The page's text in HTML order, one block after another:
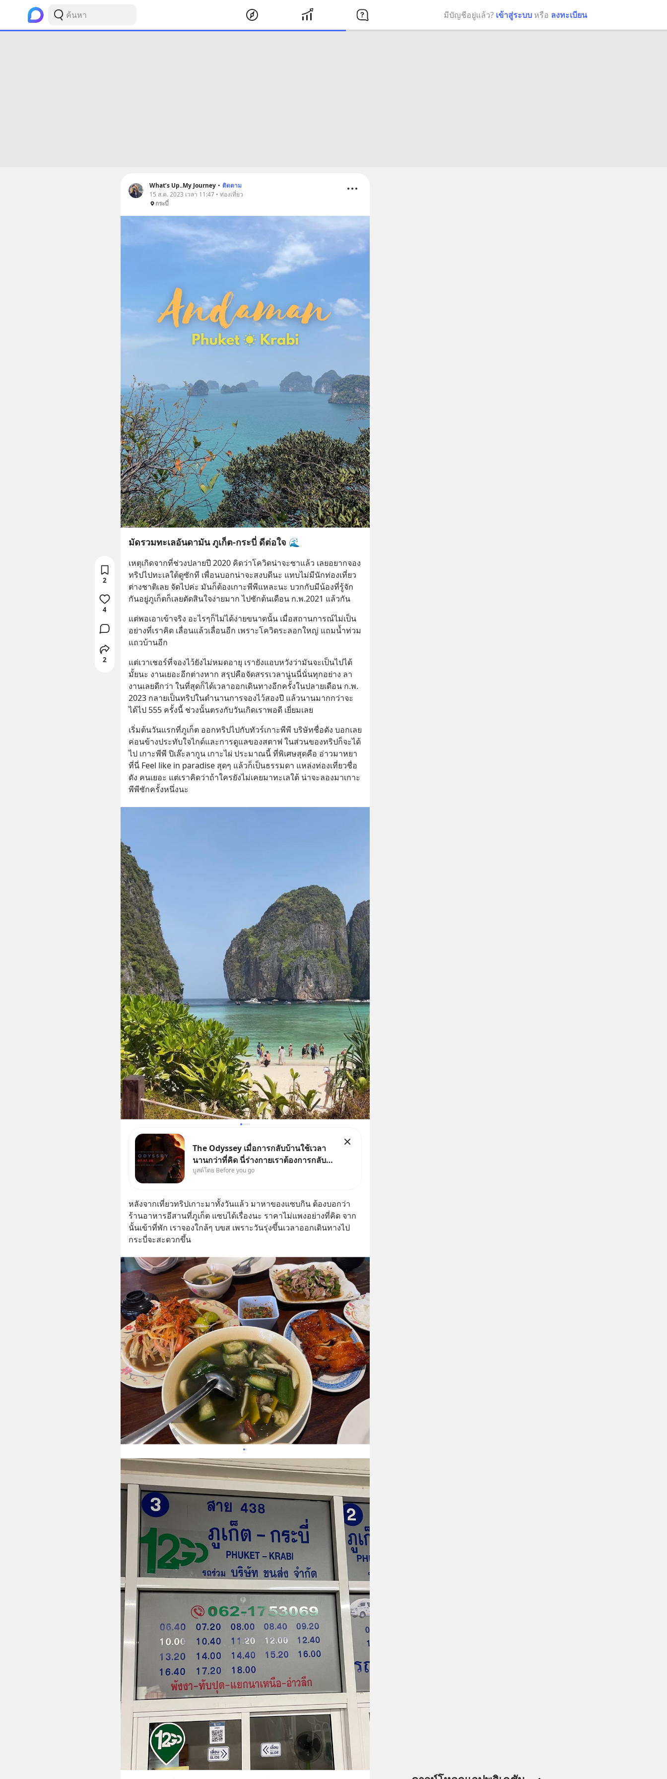
มีบัญชีอยู่แล้ว? เข้าสู่ระบบ หรือ ลงทะเบียน
What’s Up..My Journey • ติดตาม
15 ส.ค. 2023 เวลา 11:47 • ท่องเที่ยว
กระบี่
มัดรวมทะเลอันดามัน ภูเก็ต-กระบี่ ดีต่อใจ 🌊
เหตุเกิดจากที่ช่วงปลายปี 2020 คิดว่าโควิดน่าจะซาแล้ว เลยอยากจอง
ทริปไปทะเลใต้ดูซักที เพื่อนบอกน่าจะสงบดีนะ แทบไม่มีนักท่องเที่ยว
ต่างชาติเลย จัดไปค่ะ มันก็ต้องเกาะพีพีแหละนะ บวกกับมีน้องที่รู้จัก
กันอยู่ภูเก็ตก็เลยตัดสินใจง่ายมาก ไปซักต้นเดือน ก.พ.2021 แล้วกัน
แต่พอเอาเข้าจริง อะไรๆก็ไม่ได้ง่ายขนาดนั้น เมื่อสถานการณ์ไม่เป็น
อย่างที่เราคิด เลื่อนแล้วเลื่อนอีก เพราะโควิดระลอกใหญ่ แถมน้ำท่วม
แถวบ้านอีก
แต่เวาเชอร์ที่จองไว้ยังไม่หมดอายุ เรายังแอบหวังว่ามันจะเป็นไปได้
มั้ยนะ งานเยอะอีกต่างหาก สรุปคือจัดสรรเวลานู่นนี่นั่นทุกอย่าง ลา
งานเลยดีกว่า ในที่สุดก็ได้เวลาออกเดินทางอีกครั้งในปลายเดือน ก.พ.
2023 กลายเป็นทริปในตำนานการจองไว้สองปี แล้วนานมากกว่าจะ
ได้ไป 555 ครั้งนี้ ช่วงนั้นตรงกับวันเกิดเราพอดี เยี่ยมเลย
เริ่มต้นวันแรกที่ภูเก็ต ออกทริปไปกับทัวร์เกาะพีพี บริษัทชื่อดัง บอกเลย
ค่อนข้างประทับใจไกด์และการดูแลของสตาฟ ในส่วนของทริปก็จะได้
ไป เกาะพีพี ปิเล๊ะลากูน เกาะไผ่ ประมาณนี้ ที่พิเศษสุดคือ อ่าวมาหยา
ที่นี่ Feel like in paradise สุดๆ แล้วก็เป็นธรรมดา แหล่งท่องเที่ยวชื่อ
ดัง คนเยอะ แต่เราคิดว่าถ้าใครยังไม่เคยมาทะเลใต้ น่าจะลองมาเกาะ
พีพีซักครั้งหนึ่งนะ
The Odyssey เมื่อการกลับบ้านใช้เวลา
นานกว่าที่คิด นี่ร่างกายเราต้องการกลับ
บ้านจริงหรือ (SPOILED ALERT!!!) 🔥
บูสต์โดย Before you go
หลังจากเที่ยวทริปเกาะมาทั้งวันแล้ว มาหาของแซบกิน ต้องบอกว่า
ร้านอาหารอีสานที่ภูเก็ต แซบได้เรื่องนะ ราคาไม่แพงอย่างที่คิด จาก
นั้นเข้าที่พัก เราจองใกล้ๆ บขส เพราะวันรุ่งขึ้นเวลาออกเดินทางไป
กระบี่จะสะดวกขึ้น
2
4
2